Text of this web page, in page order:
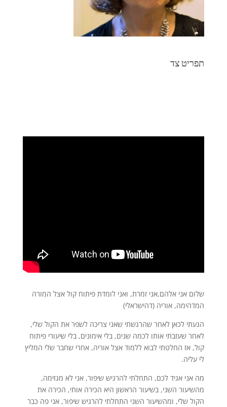
תפריט צד
שלום אני אלהם,אני זמרת, ואני לומדת פיתוח קול אצל המורה
המדהימה, אוריה (דהישראלי)
הגעתי לכאן לאחר שהרגשתי שאני צריכה לשפר את הקול שלי,
לאחר שעזבתי אותו לכמה שנים, בלי אימונים, בלי שיעורי פיתוח
קול, אז החלטתי לבוא ללמוד אצל אוריה, אחרי שחבר שלי המליץ
לי עליה.
מה אני אגיד לכם, התחלתי להרגיש שיפור, אני לא מגזימה,
מהשיעור השני, בשיעור הראשון היא הכירה אותי, הכירה את
הקול שלי, ומהשיעור השני התחלתי להרגיש שיפור, אני פה כבר